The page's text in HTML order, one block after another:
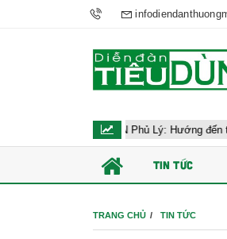
AEON Phủ Lý: Hướng đến thúc đẩy hạ
TIN TỨC
TRANG CHỦ TIN TỨC